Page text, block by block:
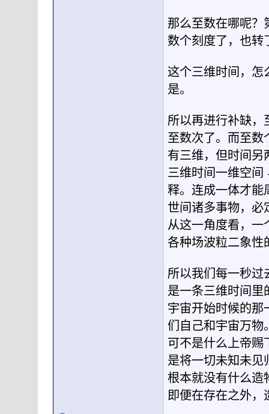
那么至数在哪呢？
数个刻度了，也转
这个三维时间，怎
是。
所以再进行补缺，
至数次了。而至数
有三维，但时间另
三维时间一维空间
释。连成一体才能
世间诸多事物，必
从这一角度看，一
各种场波粒二象性
所以我们每一秒过
是一条三维时间里
宇宙开始时候的那
们自己和宇宙万物
可不是什么上帝赐
是将一切未知未见
根本就没有什么造
即便在存在之外，